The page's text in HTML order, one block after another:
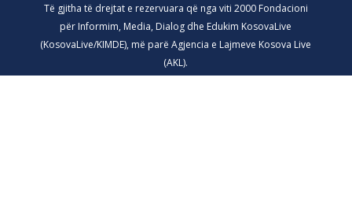
Të gjitha të drejtat e rezervuara që nga viti 2000 Fondacioni
për Informim, Media, Dialog dhe Edukim KosovaLive
(KosovaLive/KIMDE), më parë Agjencia e Lajmeve Kosova Live
(AKL).